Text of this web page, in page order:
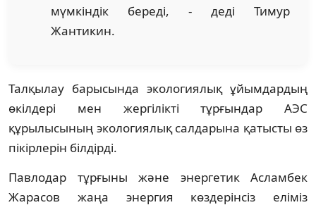
мүмкіндік береді, - деді Тимур
Жантикин.
Талқылау барысында экологиялық ұйымдардың
өкілдері мен жергілікті тұрғындар АЭС
құрылысының экологиялық салдарына қатысты өз
пікірлерін білдірді.
Павлодар тұрғыны және энергетик Асламбек
Жарасов жаңа энергия көздерінсіз еліміз